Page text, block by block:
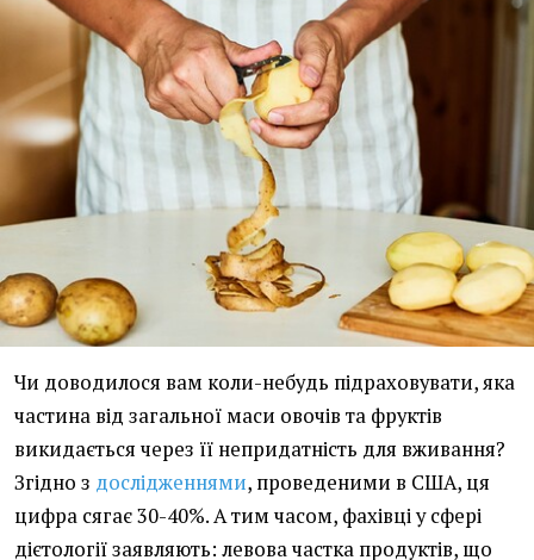
Чи доводилося вам коли-небудь підраховувати, яка
частина від загальної маси овочів та фруктів
викидається через її непридатність для вживання?
Згідно з дослідженнями, проведеними в США, ця
цифра сягає 30-40%. А тим часом, фахівці у сфері
дієтології заявляють: левова частка продуктів, що